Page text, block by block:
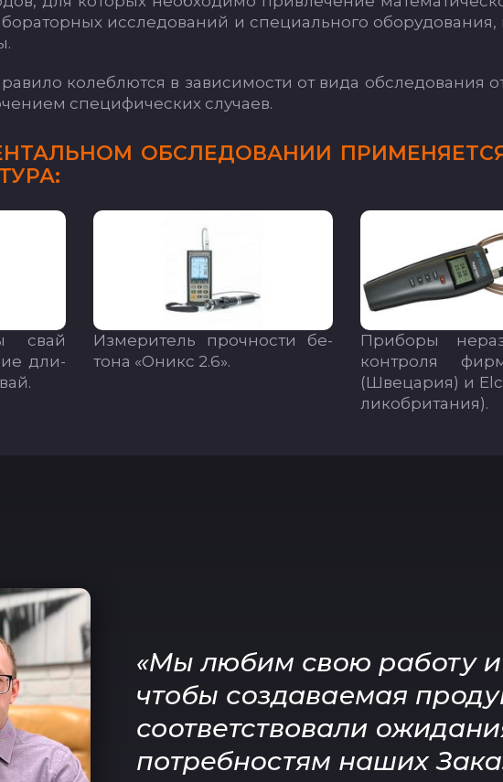
ис­сле­до­ва­ний и спе­ци­аль­но­го обо­ру­до­ва­ния,
ко­леб­лют­ся в за­ви­си­мос­ти от ви­да об­сле­до­ва­ния
спе­ци­фи­чес­ких слу­ча­ев.
ОБ­СЛЕ­ДО­ВА­НИИ
свай
дли­
Из­ме­ри­тель проч­нос­ти бе­
то­на «Оникс 2.6».
При­бо­ры
кон­тро­ля
(Шве­ца­рия) и
ли­коб­ри­та­ния).